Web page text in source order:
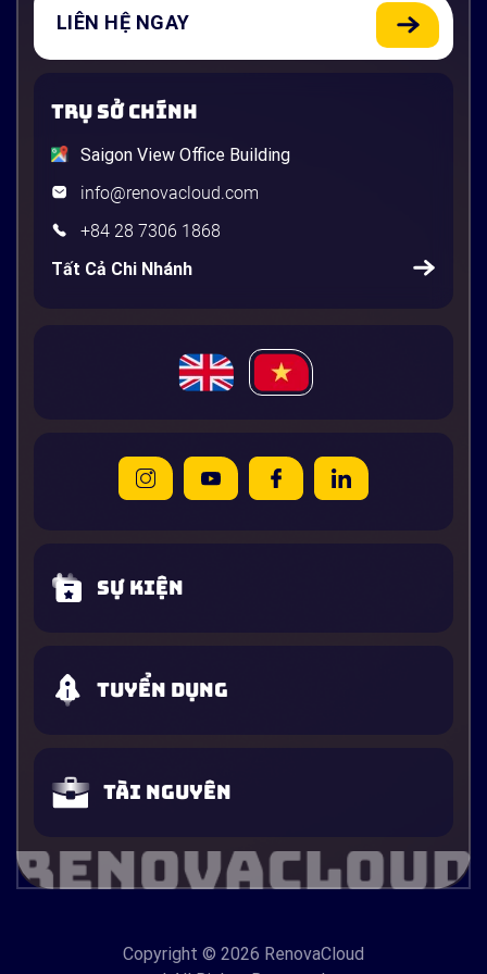
LIÊN HỆ NGAY
TRỤ SỞ CHÍNH
Saigon View Office Building
info@renovacloud.com
+84 28 7306 1868
Tất Cả Chi Nhánh
Sự kiện
Tuyển dụng
Tài nguyên
Copyright © 2026 RenovaCloud